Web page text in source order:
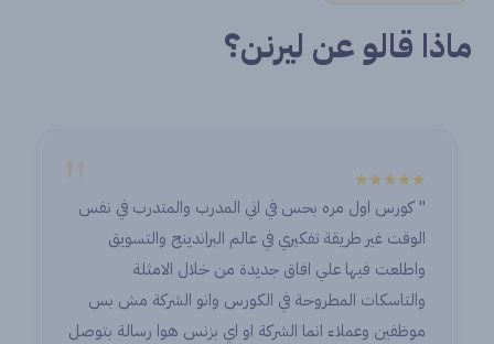
ماذا قالو عن ليرنن؟
"
★★★★★
" كورس اول مره بحس في اني المدرب والمتدرب في نفس
الوقت غير طريقة تفكيري في عالم البراندينج والتسويق
واطلعت فيها علي افاق جديدة من خلال الامثلة
والتاسكات المطروحة في الكورس وانو الشركة مش بس
موظفين وعملاء انما الشركة او اي بزنس هوا رسالة بتوصل